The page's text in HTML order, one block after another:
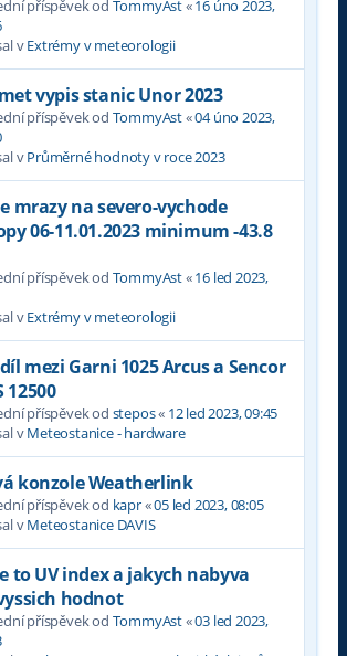
příspěvek od TommyAst«16 úno 2023,
vExtrémy v meteorologii
vypis stanic Unor 2023
příspěvek od TommyAst«04 úno 2023,
vPrůměrné hodnoty v roce 2023
mrazy na severo-vychode
06-11.01.2023 minimum -43.8
příspěvek od TommyAst«16 led 2023,
vExtrémy v meteorologii
mezi Garni 1025 Arcus a Sencor
12500
příspěvek od stepos« 12 led 2023, 09:45
vMeteostanice - hardware
konzole Weatherlink
příspěvek od kapr«05 led 2023, 08:05
vMeteostanice DAVIS
to UV index a jakych nabyva
hodnot
příspěvek od TommyAst«03 led 2023,